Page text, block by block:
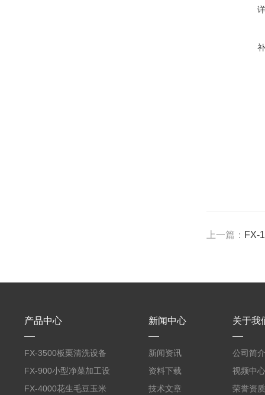
上一篇： FX-
产品中心
FX-3500板栗清洗设备
全自动气泡清洗机
FX-900小型净菜加工设
备野菜清洗机
FX-4000花生毛豆玉米
新闻中心
新闻资讯
资料下载
技术文章
关于我
公司简介
视频中心
荣誉资质